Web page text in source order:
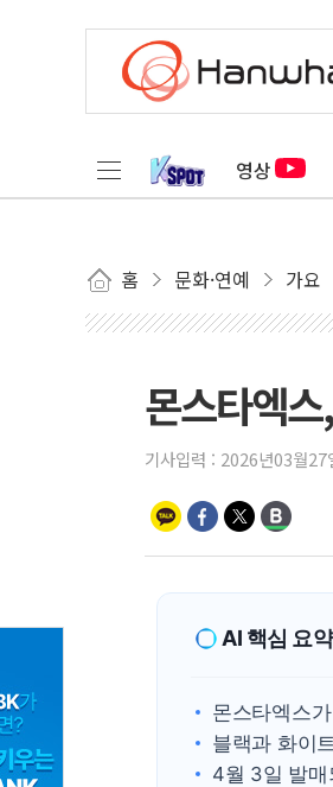
영상
홈 문화·연예 가요
몬스타엑
기사입력 : 2026년03월27
AI 핵심 요약
몬스타엑스
블랙과 화이
4월 3일 발매